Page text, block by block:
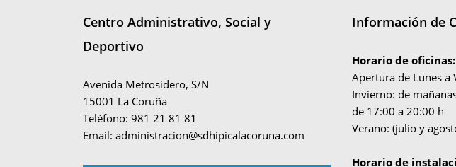
Centro Administrativo, Social y
Deportivo
Avenida Metrosidero, S/N
15001 La Coruña
Teléfono: 981 21 81 81
Email: administracion@sdhipicalacoruna.com
Información de
Horario de oficinas:
Apertura de Lunes a
Invierno: de
de 17:00 a 20:00 h
Verano: (julio y
Horario de